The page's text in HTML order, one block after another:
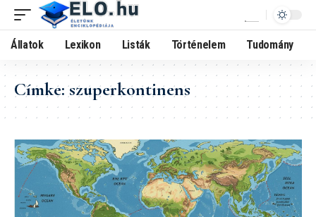
Állatok Lexikon Listák Történelem Tudomány
Címke:szuperkontinens